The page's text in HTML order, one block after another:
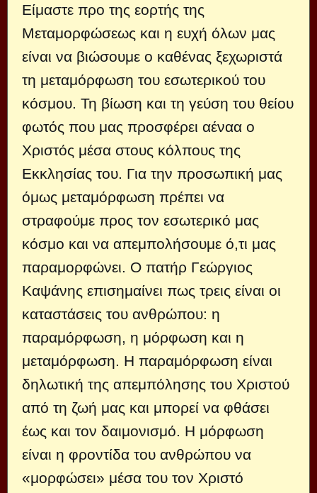
Είμαστε προ της εορτής της
Μεταμορφώσεως και η ευχή όλων μας
είναι να βιώσουμε ο καθένας ξεχωριστά
τη μεταμόρφωση του εσωτερικού του
κόσμου. Τη βίωση και τη γεύση του θείου
φωτός που μας προσφέρει αέναα ο
Χριστός μέσα στους κόλπους της
Εκκλησίας του. Για την προσωπική μας
όμως μεταμόρφωση πρέπει να
στραφούμε προς τον εσωτερικό μας
κόσμο και να απεμπολήσουμε ό,τι μας
παραμορφώνει. Ο πατήρ Γεώργιος
Καψάνης επισημαίνει πως τρεις είναι οι
καταστάσεις του ανθρώπου: η
παραμόρφωση, η μόρφωση και η
μεταμόρφωση. Η παραμόρφωση είναι
δηλωτική της απεμπόλησης του Χριστού
από τη ζωή μας και μπορεί να φθάσει
έως και τον δαιμονισμό. Η μόρφωση
είναι η φροντίδα του ανθρώπου να
«μορφώσει» μέσα του τον Χριστό